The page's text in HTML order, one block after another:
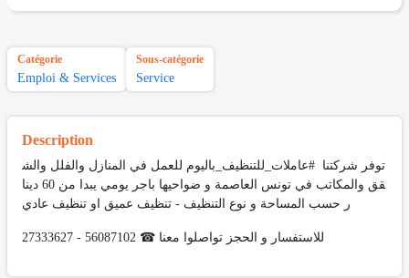
Catégorie
Emploi & Services
Sous-catégorie
Service
Description
توفر شركتنا #عاملات_للتنظيف_باليوم للعمل في المنازل والفلل والش
قق والمكاتب في تونس العاصمة و ضواحيها باجر يومي يبدا من 60 دينا
ر حسب المساحة و نوع التنظيف - تنظيف عميق او تنظيف عادي